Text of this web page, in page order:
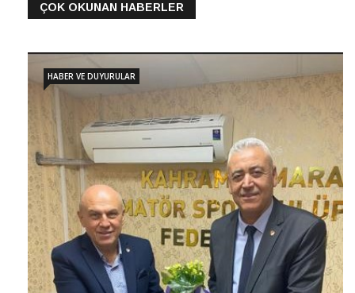
ÇOK OKUNAN HABERLER
HABER VE DUYURULAR